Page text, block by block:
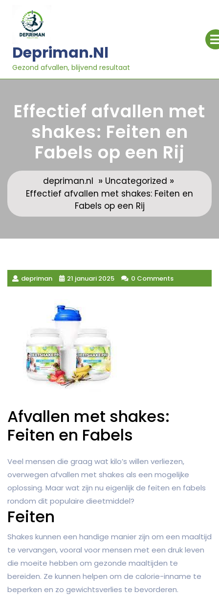
inhoud
Depriman.nl
Gezond afvallen, blijvend resultaat
Effectief afvallen met
shakes: Feiten en
Fabels op een Rij
depriman.nl » Uncategorized »
Effectief afvallen met shakes: Feiten en
Fabels op een Rij
depriman 21 januari 2025 0 Comments
Afvallen met shakes:
Feiten en Fabels
Veel mensen die graag wat kilo’s willen verliezen,
overwegen afvallen met shakes als een mogelijke
oplossing. Maar wat zijn nu eigenlijk de feiten en fabels
rondom dit populaire dieetmiddel?
Feiten
Shakes kunnen een handige manier zijn om een maaltijd
te vervangen, vooral voor mensen met een druk leven
die moeite hebben om gezonde maaltijden te
bereiden. Ze kunnen helpen om de calorie-inname te
beperken en zo gewichtsverlies te bevorderen.